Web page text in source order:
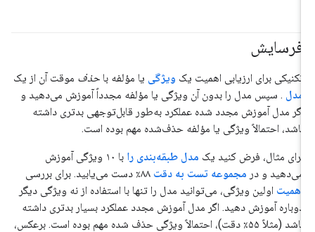
فرسایش
تکنیکی برای ارزیابی اهمیت یکویژگییا مؤلفه با حذفموقت آن از یک
مدل. سپس مدل را بدون آن ویژگی یا مؤلفه مجدداً آموزش می‌دهید و
اگر مدل آموزش مجدد شده عملکرد به‌طور قابل‌توجهی بدتری داشته
باشد، احتمالاً ویژگی یا مؤلفه حذف‌شده مهم بوده است.
برای مثال، فرض کنید یکمدل طبقه‌بندی را
با ۱۰ ویژگی آموزش
می‌دهید و درمجموعه تست به دقت۸۸٪ دست می‌یابید. برای بررسی
اهمیتاولین ویژگی، می‌توانید مدل را تنها با استفاده از نه ویژگی دیگر
دوباره آموزش دهید. اگر مدل آموزش مجدد عملکرد بسیار بدتری داشته
باشد (مثلاً ۵۵٪ دقت)، احتمالاً ویژگی حذف شده مهم بوده است. برعکس،